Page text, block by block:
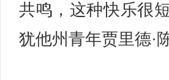
共鸣，这种快乐很
犹他州青年贾里德·